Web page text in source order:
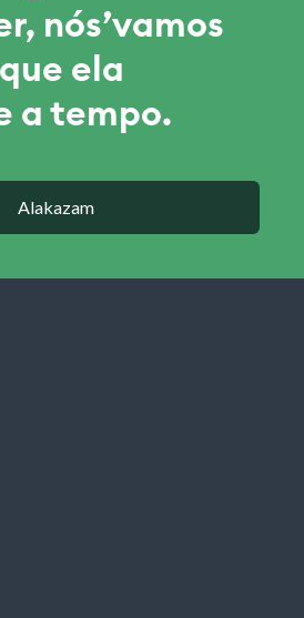
nós’vamos
ela
a tempo.
Alakazam